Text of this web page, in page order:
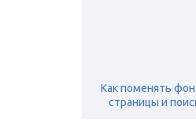
Как поменять
страницы и